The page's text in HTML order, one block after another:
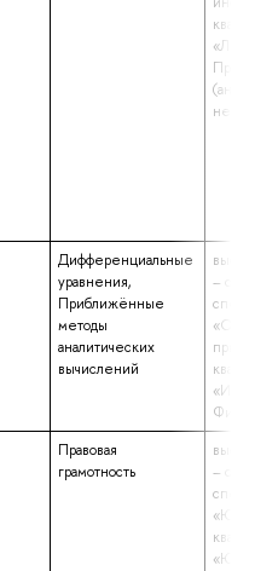
Дифференциальные
уравнения,
Приближённые
методы
аналитических
вычислений
–
Правовая
грамотность
–